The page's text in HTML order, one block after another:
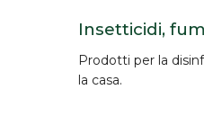
Insetticidi,
Prodotti per la
la casa.